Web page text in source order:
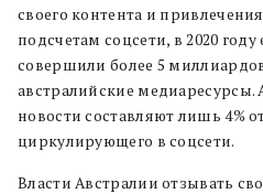
своего контента и
подсчетам соцсети, в 2020 году
совершили более 5
австралийские медиаресурсы.
новости составляют лишь 4%
циркулирующего в соцсети.
Власти Австралии отзывать